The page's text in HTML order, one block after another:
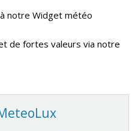
notre Widget météo
de fortes valeurs via notre